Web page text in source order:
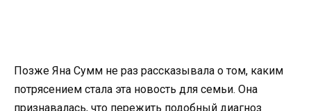
Позже Яна Сумм не раз рассказывала о том, каким
потрясением стала эта новость для семьи. Она
признавалась, что пережить подобный диагноз